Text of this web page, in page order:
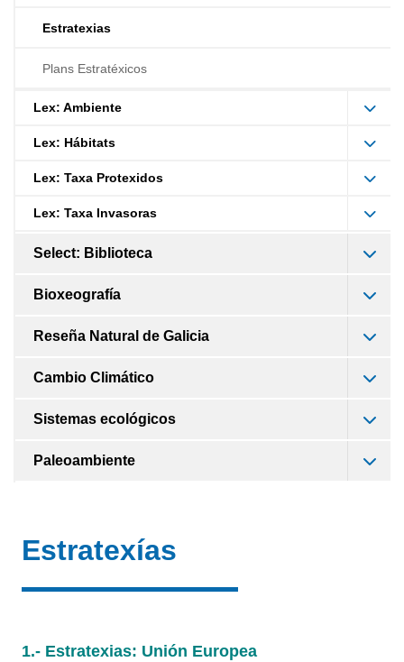
Estratexias
Plans Estratéxicos
Lex: Ambiente
Lex: Hábitats
Lex: Taxa Protexidos
Lex: Taxa Invasoras
Select: Biblioteca
Bioxeografía
Reseña Natural de Galicia
Cambio Climático
Sistemas ecológicos
Paleoambiente
Estratexías
1.- Estratexias: Unión Europea